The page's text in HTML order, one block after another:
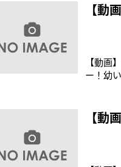
【
【動
ー！幼
【